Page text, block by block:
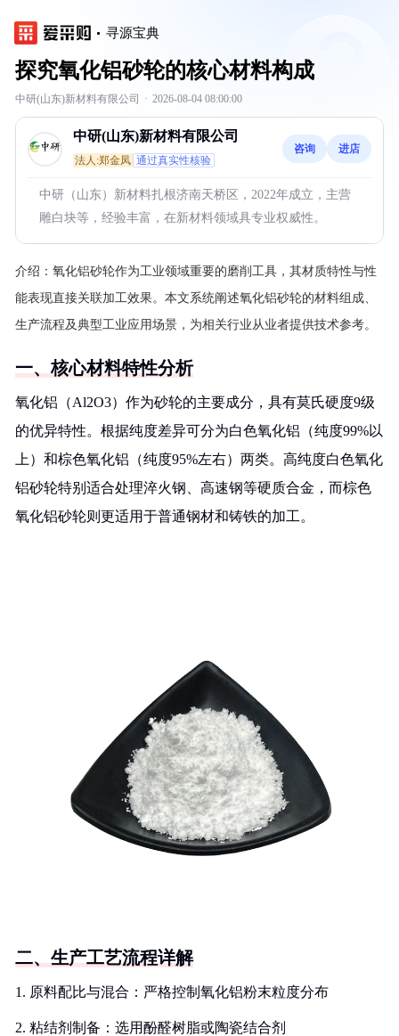
寻源宝典
探究氧化铝砂轮的核心材料构成
中研(山东)新材料有限公司 · 2026-08-04 08:00:00
中研(山东)新材料有限公司
法人:郑金凤 通过真实性核验
咨询 进店
中研（山东）新材料扎根济南天桥区，2022年成立，主营
雕白块等，经验丰富，在新材料领域具专业权威性。
介绍： 氧化铝砂轮作为工业领域重要的磨削工具，其材质特性与性
能表现直接关联加工效果。本文系统阐述氧化铝砂轮的材料组成、
生产流程及典型工业应用场景，为相关行业从业者提供技术参考。
一、核心材料特性分析
氧化铝（Al2O3）作为砂轮的主要成分，具有莫氏硬度9级
的优异特性。根据纯度差异可分为白色氧化铝（纯度99%以
上）和棕色氧化铝（纯度95%左右）两类。高纯度白色氧化
铝砂轮特别适合处理淬火钢、高速钢等硬质合金，而棕色
氧化铝砂轮则更适用于普通钢材和铸铁的加工。
二、生产工艺流程详解
1. 原料配比与混合：严格控制氧化铝粉末粒度分布
2. 粘结剂制备：选用酚醛树脂或陶瓷结合剂